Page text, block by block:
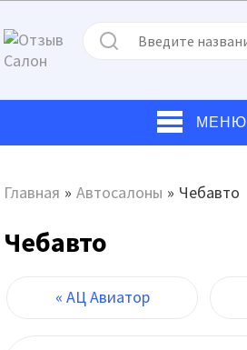
МЕНЮ
Главная » Автосалоны » Чебавто
Чебавто
« АЦ Авиатор